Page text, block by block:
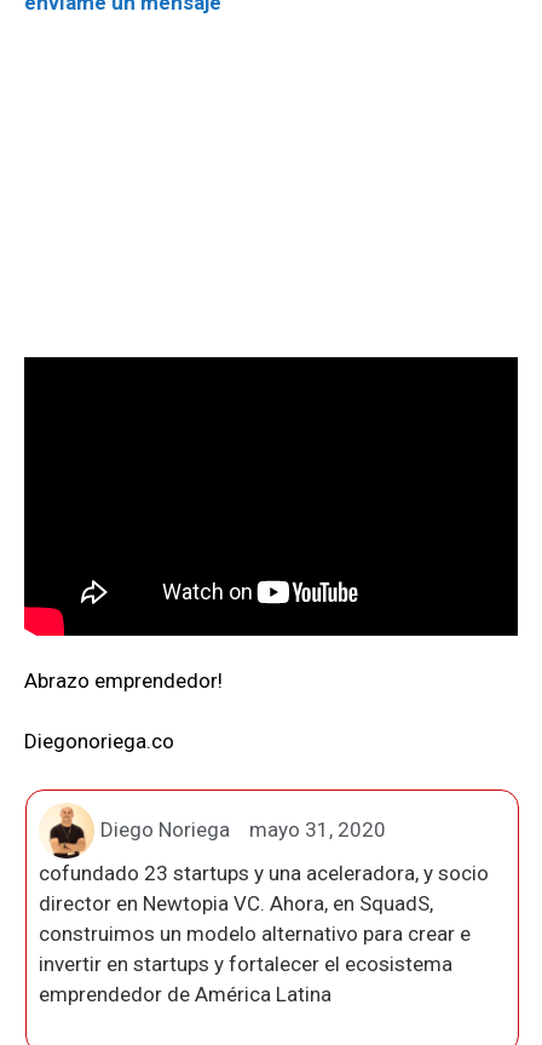
Abrazo emprendedor!
Diegonoriega.co
Diego Noriega
mayo 31, 2020
cofundado 23 startups y una aceleradora, y socio
director en Newtopia VC. Ahora, en SquadS,
construimos un modelo alternativo para crear e
invertir en startups y fortalecer el ecosistema
emprendedor de América Latina